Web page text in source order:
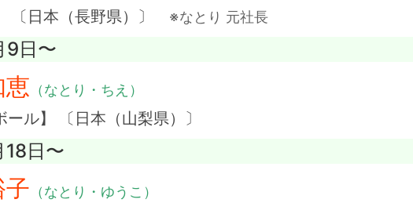
〔日本（長野県）〕 ※なとり 元社長
9日〜
恵 （なとり・ちえ）
ール】 〔日本（山梨県）〕
日〜
子 （なとり・ゆうこ）